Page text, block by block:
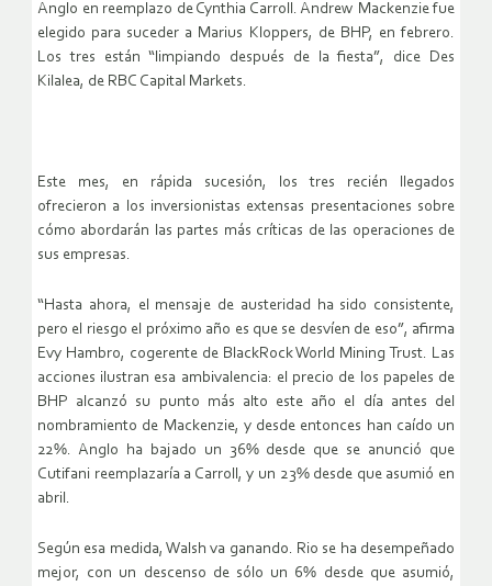
Anglo en reemplazo de Cynthia Carroll. Andrew Mackenzie fue
elegido para suceder a Marius Kloppers, de BHP, en febrero.
Los tres están “limpiando después de la fiesta”, dice Des
Kilalea, de RBC Capital Markets.
Este mes, en rápida sucesión, los tres recién llegados
ofrecieron a los inversionistas extensas presentaciones sobre
cómo abordarán las partes más críticas de las operaciones de
sus empresas.
“Hasta ahora, el mensaje de austeridad ha sido consistente,
pero el riesgo el próximo año es que se desvíen de eso”, afirma
Evy Hambro, cogerente de BlackRock World Mining Trust. Las
acciones ilustran esa ambivalencia: el precio de los papeles de
BHP alcanzó su punto más alto este año el día antes del
nombramiento de Mackenzie, y desde entonces han caído un
22%. Anglo ha bajado un 36% desde que se anunció que
Cutifani reemplazaría a Carroll, y un 23% desde que asumió en
abril.
Según esa medida, Walsh va ganando. Rio se ha desempeñado
mejor, con un descenso de sólo un 6% desde que asumió,